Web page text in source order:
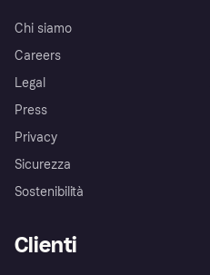
Chi siamo
Careers
Legal
Press
Privacy
Sicurezza
Sostenibilità
Clienti